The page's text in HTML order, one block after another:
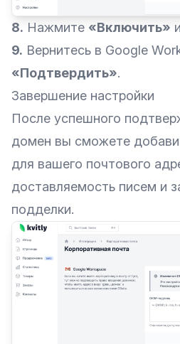
8. Нажмите «Включить»
9. Вернитесь в Google
«Подтвердить».
Завершение настройки
После успешного
домен вы сможете
для вашего почтового
доставляемость писем и
подделки.